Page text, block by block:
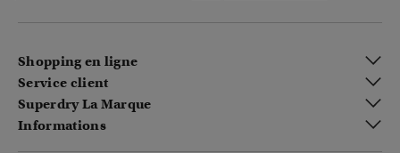
Shopping en ligne
Service client
Superdry La Marque
Informations